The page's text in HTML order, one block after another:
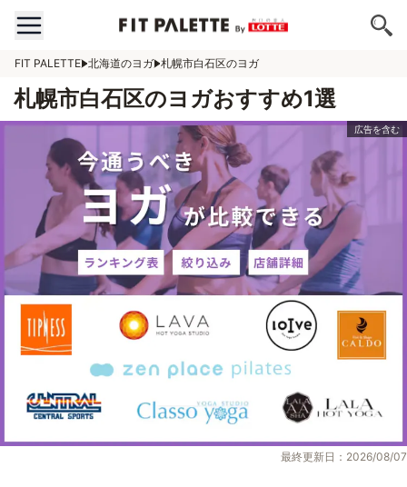
FIT PALETTE 北海道のヨガ 札幌市白石区のヨガ
札幌市白石区のヨガおすすめ1選
最終更新日：2026/08/07